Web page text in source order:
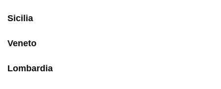
Sicilia
Veneto
Lombardia